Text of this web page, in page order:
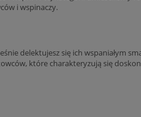
i wspinaczy.
delektujesz się ich wspaniałym
które charakteryzują się